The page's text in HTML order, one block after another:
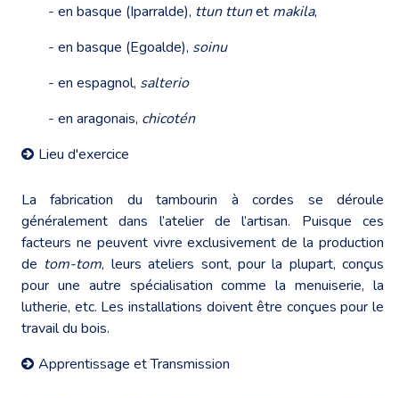
- en basque (Iparralde), ttun ttunet makila,
- en basque (Egoalde), soinu
- en espagnol, salterio
- en aragonais, chicotén
Lieu d'exercice
La fabrication du tambourin à cordes se déroule
généralement dans l’atelier de l’artisan. Puisque ces
facteurs ne peuvent vivre exclusivement de la production
de tom-tom, leurs ateliers sont, pour la plupart, conçus
pour une autre spécialisation comme la menuiserie, la
lutherie, etc. Les installations doivent être conçues pour le
travail du bois.
Apprentissage et Transmission